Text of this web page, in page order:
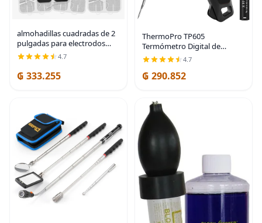
almohadillas cuadradas de 2
pulgadas para electrodos
(paquete de 48). Almohadillas
para terapia de estimulación
eléctrica nerviosa
transcutánea
4.7
₲ 333.255
ThermoPro TP605
Termómetro Digital de
Lectura Instantánea para
Carne para Cocinar,
Termómetro de Alimentos
4.7
₲ 290.852